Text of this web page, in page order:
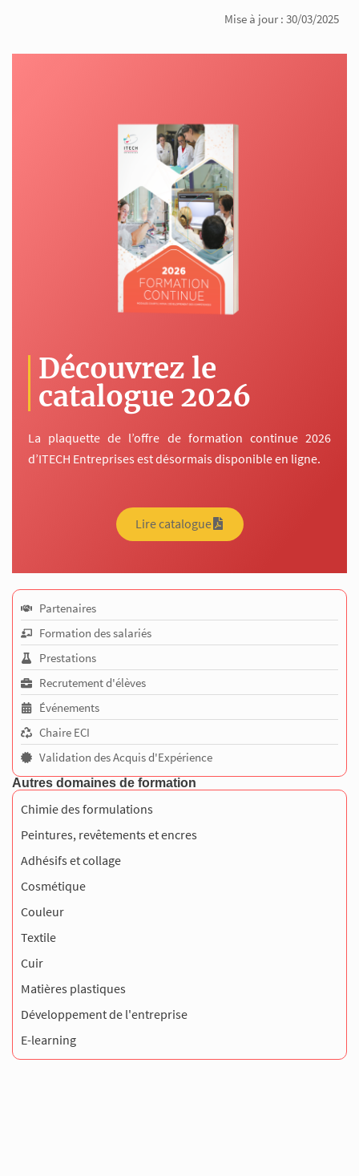
Mise à jour : 30/03/2025
Découvrez le
catalogue 2026
La plaquette de l’offre de formation continue 2026
d’ITECH Entreprises est désormais disponible en ligne.
Lire catalogue
Partenaires
Formation des salariés
Prestations
Recrutement d'élèves
Événements
Chaire ECI
Validation des Acquis d'Expérience
Autres domaines de formation
Chimie des formulations
Peintures, revêtements et encres
Adhésifs et collage
Cosmétique
Couleur
Textile
Cuir
Matières plastiques
Développement de l'entreprise
E-learning